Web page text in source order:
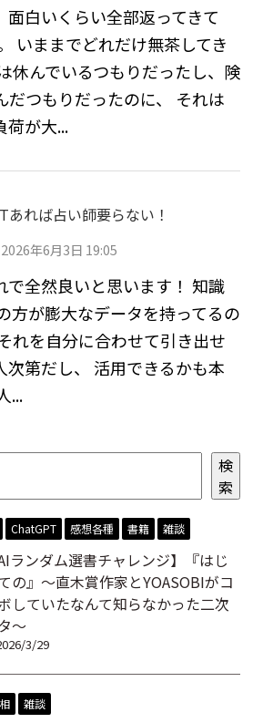
面白いくらい全部返ってきて
いままでどれだけ無茶してき
休んでいるつもりだったし、険
だつもりだったのに、 それは
荷が大...
あれば占い師要らない！
2026年6月3日 19:05
で全然良いと思います！ 知識
方が膨大なデータを持ってるの
れを自分に合わせて引き出せ
次第だし、 活用できるかも本
...
検
索
ChatGPT 感想各種 書籍 雑談
AIランダム選書チャレンジ】『はじ
の』～直木賞作家とYOASOBIがコ
していたなんて知らなかった二次
～
3/29
雑談